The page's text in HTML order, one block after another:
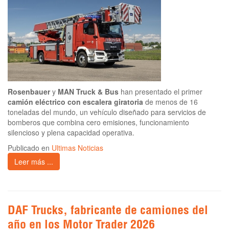
Rosenbauery MAN Truck & Bus han presentado el primer
camión eléctrico con escalera giratoria de menos de 16
toneladas del mundo, un vehículo diseñado para servicios de
bomberos que combina cero emisiones, funcionamiento
silencioso y plena capacidad operativa.
Publicado en Ultimas Noticias
Leer más ...
DAF Trucks, fabricante de camiones del
año en los Motor Trader 2026